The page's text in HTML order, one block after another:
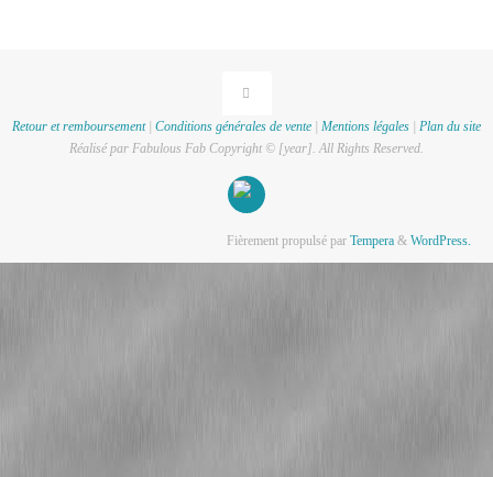
Retour et remboursement| Conditions générales de vente | Mentions légales | Plan du site
Réalisé par Fabulous Fab Copyright © [year]. All Rights Reserved.
Fièrement propulsé par Tempera & WordPress.